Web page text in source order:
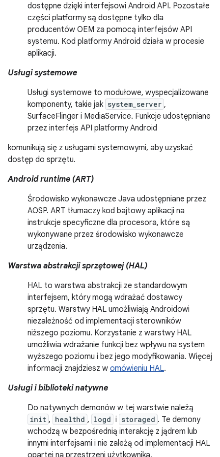
dostępne dzięki interfejsowi Android API. Pozostałe
części platformy są dostępne tylko dla
producentów OEM za pomocą interfejsów API
systemu. Kod platformy Android działa w procesie
aplikacji.
Usługi systemowe
Usługi systemowe to modułowe, wyspecjalizowane
komponenty, takie jak system_server ,
SurfaceFlinger i MediaService. Funkcje udostępniane
przez interfejs API platformy Android
komunikują się z usługami systemowymi, aby uzyskać
dostęp do sprzętu.
Android runtime (ART)
Środowisko wykonawcze Java udostępniane przez
AOSP. ART tłumaczy kod bajtowy aplikacji na
instrukcje specyficzne dla procesora, które są
wykonywane przez środowisko wykonawcze
urządzenia.
Warstwa abstrakcji sprzętowej (HAL)
HAL to warstwa abstrakcji ze standardowym
interfejsem, który mogą wdrażać dostawcy
sprzętu. Warstwy HAL umożliwiają Androidowi
niezależność od implementacji sterowników
niższego poziomu. Korzystanie z warstwy HAL
umożliwia wdrażanie funkcji bez wpływu na system
wyższego poziomu i bez jego modyfikowania. Więcej
informacji znajdziesz w omówieniu HAL.
Usługi i biblioteki natywne
Do natywnych demonów w tej warstwie należą
init , healthd , logd i storaged . Te demony
wchodzą w bezpośrednią interakcję z jądrem lub
innymi interfejsami i nie zależą od implementacji HAL